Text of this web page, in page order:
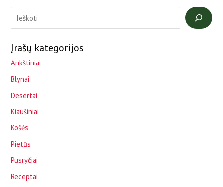
Įrašų kategorijos
Ankštiniai
Blynai
Desertai
Kiaušiniai
Košės
Pietūs
Pusryčiai
Receptai